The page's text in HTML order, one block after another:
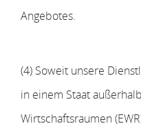
Angebotes.
(4) Soweit unsere
in einem Staat
Wirtschaftsraumen